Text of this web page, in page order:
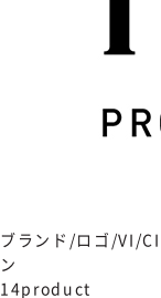
ブランド/ロゴ/VI/CI
ン
14product